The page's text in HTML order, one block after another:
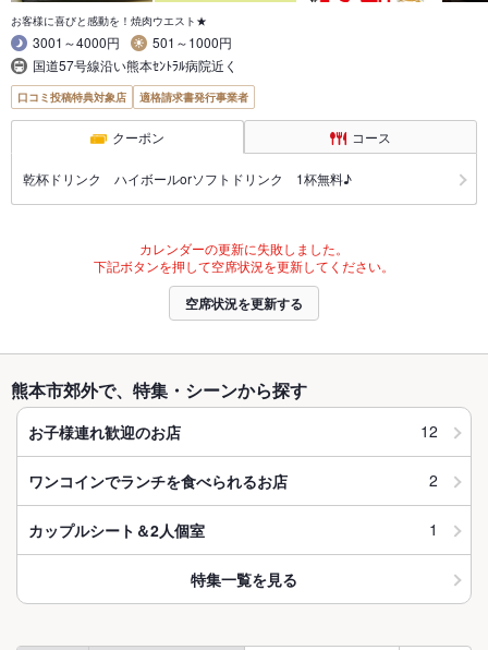
お客様に喜びと感動を！焼肉ウエスト★
3001～4000円
501～1000円
国道57号線沿い熊本ｾﾝﾄﾗﾙ病院近く
口コミ投稿特典対象店 適格請求書発行事業者
クーポン コース
乾杯ドリンク ハイボールorソフトドリンク 1杯無料♪
カレンダーの更新に失敗しました。
下記ボタンを押して空席状況を更新してください。
空席状況を更新する
熊本市郊外で、特集・シーンから探す
お子様連れ歓迎のお店 12
ワンコインでランチを食べられるお店 2
カップルシート＆2人個室 1
特集一覧を見る